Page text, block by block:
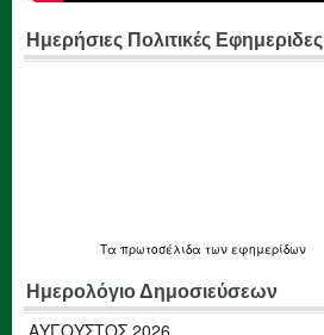
Ημερήσιες Πολιτικές Εφημεριδες
Τα πρωτοσέλιδα των εφημερίδων
Ημερολόγιο Δημοσιεύσεων
ΑΎΓΟΥΣΤΟΣ 2026